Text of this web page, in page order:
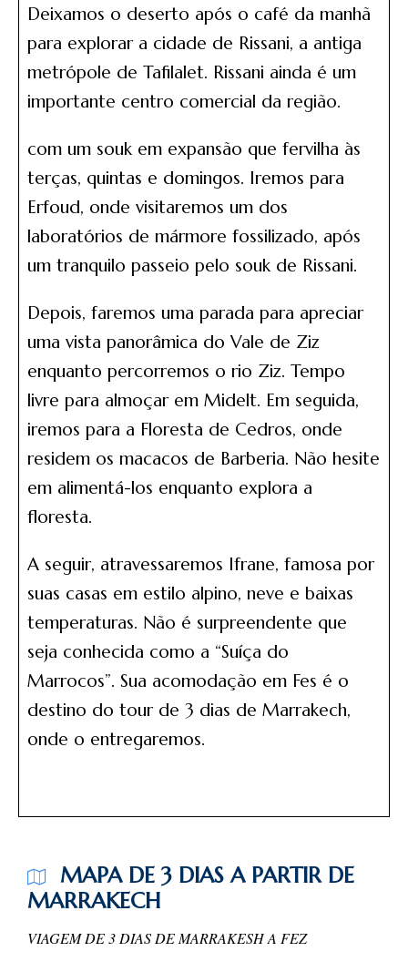
Deixamos o deserto após o café da manhã
para explorar a cidade de Rissani, a antiga
metrópole de Tafilalet. Rissani ainda é um
importante centro comercial da região.
com um souk em expansão que fervilha às
terças, quintas e domingos. Iremos para
Erfoud, onde visitaremos um dos
laboratórios de mármore fossilizado, após
um tranquilo passeio pelo souk de Rissani.
Depois, faremos uma parada para apreciar
uma vista panorâmica do Vale de Ziz
enquanto percorremos o rio Ziz. Tempo
livre para almoçar em Midelt. Em seguida,
iremos para a Floresta de Cedros, onde
residem os macacos de Barberia. Não hesite
em alimentá-los enquanto explora a
floresta.
A seguir, atravessaremos Ifrane, famosa por
suas casas em estilo alpino, neve e baixas
temperaturas. Não é surpreendente que
seja conhecida como a “Suíça do
Marrocos”. Sua acomodação em Fes é o
destino do tour de 3 dias de Marrakech,
onde o entregaremos.
MAPA DE 3 DIAS A PARTIR DE
MARRAKECH
VIAGEM DE 3 DIAS DE MARRAKESH A FEZ